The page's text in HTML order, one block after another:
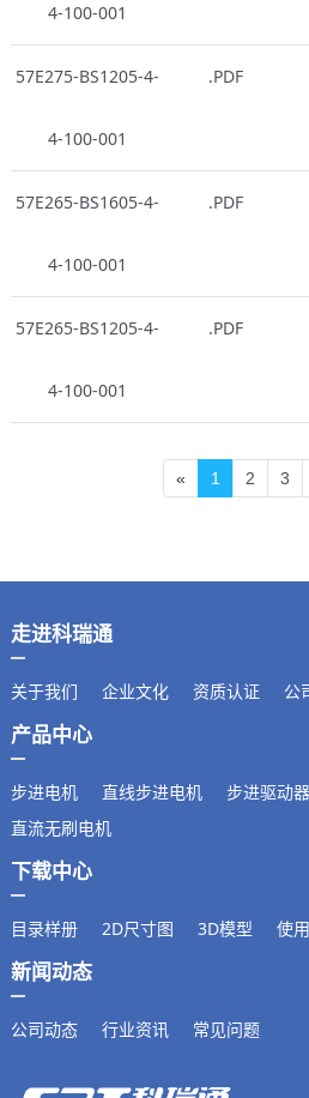
4-100-001
57E275-BS1205-4-
4-100-001
.PDF
57E265-BS1605-4-
4-100-001
.PDF
57E265-BS1205-4-
4-100-001
.PDF
« 1 2 3
走进科瑞通
关于我们 企业文化 资质认证 公
产品中心
步进电机 直线步进电机 步进驱动器
直流无刷电机
下载中心
目录样册 2D尺寸图 3D模型 使
新闻动态
公司动态 行业资讯 常见问题